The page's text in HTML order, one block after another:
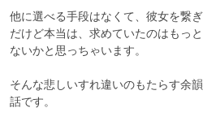
他に選べる手段はなくて、彼女を繋
だけど本当は、求めていたのはもっ
ないかと思っちゃいます。
そんな悲しいすれ違いのもたらす余
話です。